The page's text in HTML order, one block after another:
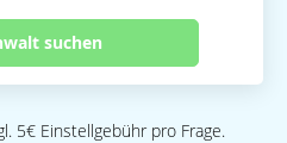
suchen
5€ Einstellgebühr pro Frage.